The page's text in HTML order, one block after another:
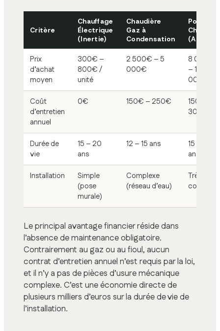
Critère
Chauffage
Électrique
(Inertie)
Chaudière
Gaz à
Condensation
Pompe à
Chaleur
(Air-Eau)
Prix
d’achat
moyen
300€ –
800€ /
unité
2 500€ – 5
000€
8 000€
– 15
000€
Coût
d’entretien
annuel
0€ 150€ – 250€
150€ –
300€
Durée de
vie
15 – 20
ans
12 – 15 ans
15 – 20
ans
Installation
Simple
(pose
murale)
Complexe
(réseau d’eau)
Très
complexe
Le principal avantage financier réside dans
l’absence de maintenance obligatoire.
Contrairement au gaz ou au fioul, aucun
contrat d’entretien annuel n’est requis par la loi,
et il n’y a pas de pièces d’usure mécanique
complexe. C’est une économie directe de
plusieurs milliers d’euros sur la durée de vie de
l’installation.